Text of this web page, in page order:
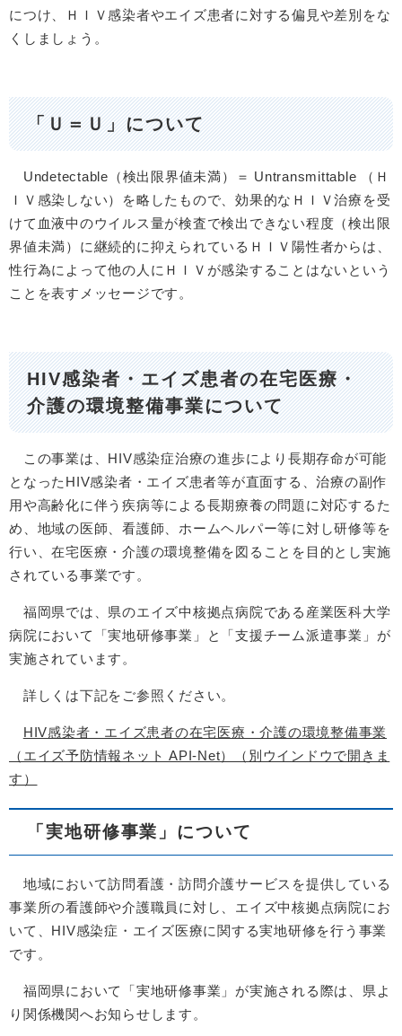
につけ、ＨＩＶ感染者やエイズ患者に対する偏見や差別をな
くしましょう。
「Ｕ＝Ｕ」について
Undetectable（検出限界値未満）＝ Untransmittable （Ｈ
ＩＶ感染しない）を略したもので、効果的なＨＩＶ治療を受
けて血液中のウイルス量が検査で検出できない程度（検出限
界値未満）に継続的に抑えられているＨＩＶ陽性者からは、
性行為によって他の人にＨＩＶが感染することはないという
ことを表すメッセージです。
HIV感染者・エイズ患者の在宅医療・
介護の環境整備事業について
この事業は、HIV感染症治療の進歩により長期存命が可能
となったHIV感染者・エイズ患者等が直面する、治療の副作
用や高齢化に伴う疾病等による長期療養の問題に対応するた
め、地域の医師、看護師、ホームヘルパー等に対し研修等を
行い、在宅医療・介護の環境整備を図ることを目的とし実施
されている事業です。
福岡県では、県のエイズ中核拠点病院である産業医科大学
病院において「実地研修事業」と「支援チーム派遣事業」が
実施されています。
詳しくは下記をご参照ください。
HIV感染者・エイズ患者の在宅医療・介護の環境整備事業
（エイズ予防情報ネット API-Net）（別ウインドウで開きま
す）
「実地研修事業」について
地域において訪問看護・訪問介護サービスを提供している
事業所の看護師や介護職員に対し、エイズ中核拠点病院にお
いて、HIV感染症・エイズ医療に関する実地研修を行う事業
です。
福岡県において「実地研修事業」が実施される際は、県よ
り関係機関へお知らせします。